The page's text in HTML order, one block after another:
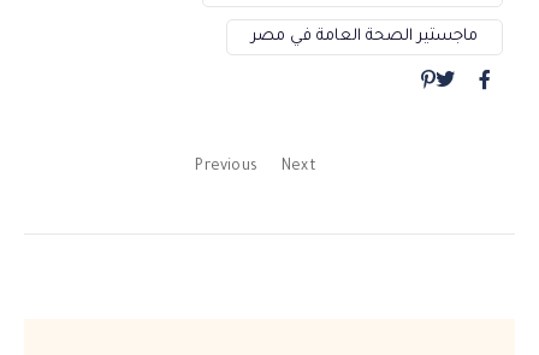
ماجستير الصحة العامة في مصر
Previous Next